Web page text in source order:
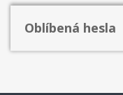
Oblíbená hesla